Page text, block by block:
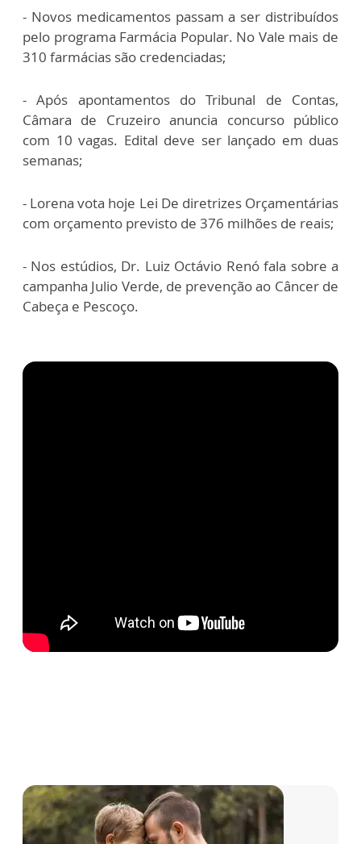
- Novos medicamentos passam a ser distribuídos
pelo programa Farmácia Popular. No Vale mais de
310 farmácias são credenciadas;
- Após apontamentos do Tribunal de Contas,
Câmara de Cruzeiro anuncia concurso público
com 10 vagas. Edital deve ser lançado em duas
semanas;
- Lorena vota hoje Lei De diretrizes Orçamentárias
com orçamento previsto de 376 milhões de reais;
- Nos estúdios, Dr. Luiz Octávio Renó fala sobre a
campanha Julio Verde, de prevenção ao Câncer de
Cabeça e Pescoço.